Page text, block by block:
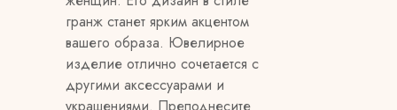
гранж станет ярким акцентом
вашего образа. Ювелирное
изделие отлично сочетается с
другими аксессуарами и
украшениями. Преподнесите